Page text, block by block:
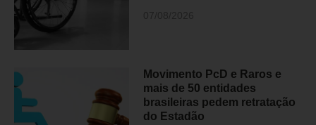
Movimento PcD e Raros e
mais de 50 entidades
brasileiras pedem retratação
do Estadão